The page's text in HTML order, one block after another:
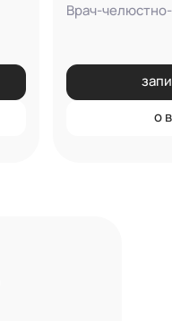
Врач-
о